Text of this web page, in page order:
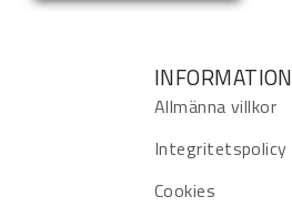
INFORMATION
Allmänna villkor
Integritetspolicy
Cookies